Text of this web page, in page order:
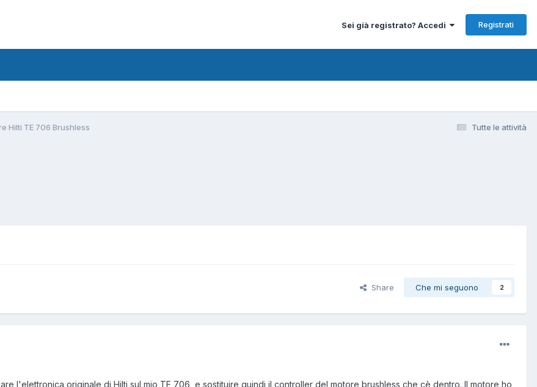
Sei già registrato? Accedi Registrati
Tutte le attività
Hilti TE 706 Brushless
Share Che mi seguono 2
l'elettronica originale di Hilti sul mio TE 706, e sostituire quindi il controller del motore brushless che cè dentro. Il motore ho